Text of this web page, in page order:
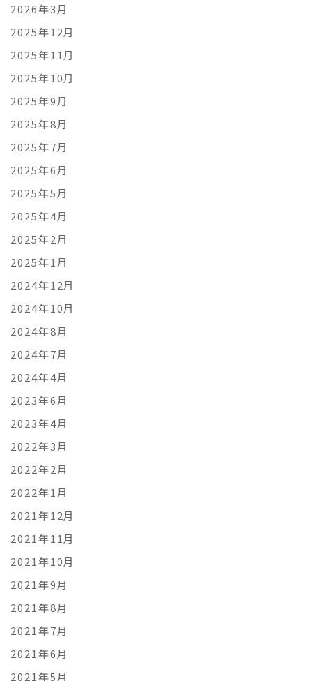
2026年3月
2025年12月
2025年11月
2025年10月
2025年9月
2025年8月
2025年7月
2025年6月
2025年5月
2025年4月
2025年2月
2025年1月
2024年12月
2024年10月
2024年8月
2024年7月
2024年4月
2023年6月
2023年4月
2022年3月
2022年2月
2022年1月
2021年12月
2021年11月
2021年10月
2021年9月
2021年8月
2021年7月
2021年6月
2021年5月